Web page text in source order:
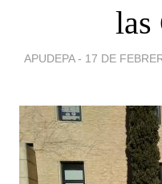
las
APUDEPA - 17 DE